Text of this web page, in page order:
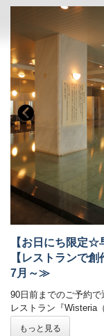
ご朝食時間は、7時か
［お子様連れのご家族
(1)館内にはキッズルー
楽しい遊具がいっぱ
(2)お子様用備品も充実
ブッフェレストラン
■温泉
自家源泉「子宝の湯
ご好評をいただいてお
鬼怒川温泉で最も高い
刻々と表情を変える景
・大浴場は秀峰館 八
・振れば願いが叶う
います。（有料）
■客室
詳しくはお部屋詳細
◆和洋中100種のブッ
夕食ブッフェでは和
ます。
オープンキッチンで
オーダー式のパスタな
新鮮野菜が並ぶサラダ
目にも美しいデザート
朝食ブッフェは和洋60
焼き立てのフレンチ
【お日にち限定☆
【レストランで
7月～≫
90日前までのご予約で
レストラン『Wisteria
もっと見る